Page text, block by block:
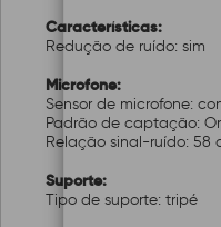
Características:
Redução de ruído: sim
Microfone:
Sensor de microfone:
Padrão de captação:
Relação sinal-ruído: 58
Suporte:
Tipo de suporte: tripé